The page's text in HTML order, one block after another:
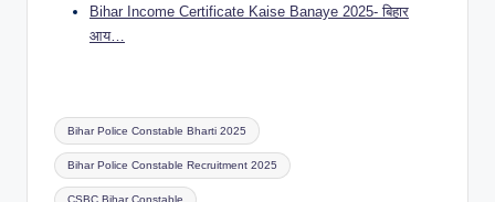
Bihar Income Certificate Kaise Banaye 2025- बिहार
आय…
Tags:
Bihar Police Constable Bharti 2025
Bihar Police Constable Recruitment 2025
CSBC Bihar Constable